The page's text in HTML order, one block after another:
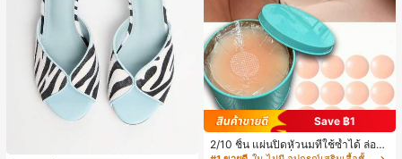
Save ฿1
2/10 ชิ้น แผ่นปิดหัวนมที่ใช้ซ้ำได้ ล่องห